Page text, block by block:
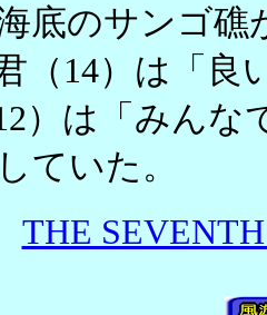
底のサンゴ
（14）は「
）は「みん
ていた。
THE